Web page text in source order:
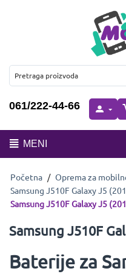
061/222-44-66
MENI
Početna / Oprema za
Samsung J510F Galaxy J5
Samsung J510F Galaxy J5
Samsung J510F
Baterije za